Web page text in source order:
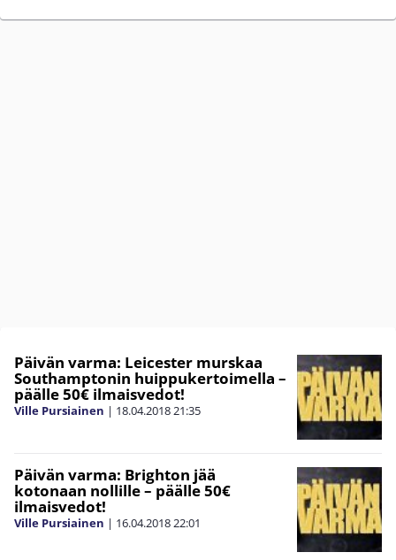
Päivän varma: Leicester murskaa
Southamptonin huippukertoimella –
päälle 50€ ilmaisvedot!
Ville Pursiainen | 18.04.201821:35
Päivän varma: Brighton jää
kotonaan nollille – päälle 50€
ilmaisvedot!
Ville Pursiainen | 16.04.201822:01